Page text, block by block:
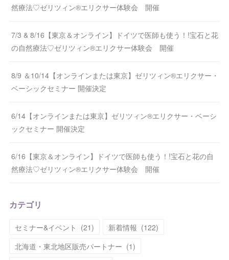
然療法♡ゼリツィン®エリクサー体験会 開催
7/3 & 8/16【東京＆オンライン】ドイツで医師も使う！!宝石と花
の自然療法♡ゼリツィン®エリクサー体験会 開催
8/9 ＆10/14【オンラインまたは東京】ゼリツィン®エリクサー・
ベーシックセミナー 開催決定
6/14【オンラインまたは東京】ゼリツィン®エリクサー・ベーシ
ックセミナー 開催決定
6/16【東京＆オンライン】ドイツで医師も使う！!宝石と花の自
然療法♡ゼリツィン®エリクサー体験会 開催
カテゴリ
セミナー&イベント (21) 新着情報 (122)
北海道・東北地区販売パートナー (1)